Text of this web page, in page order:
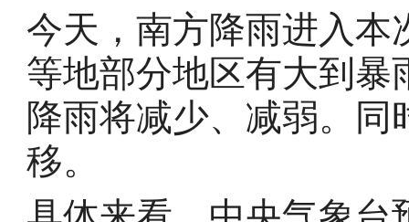
今天，南方降雨进入本
等地部分地区有大到暴
降雨将减少、减弱。
移。